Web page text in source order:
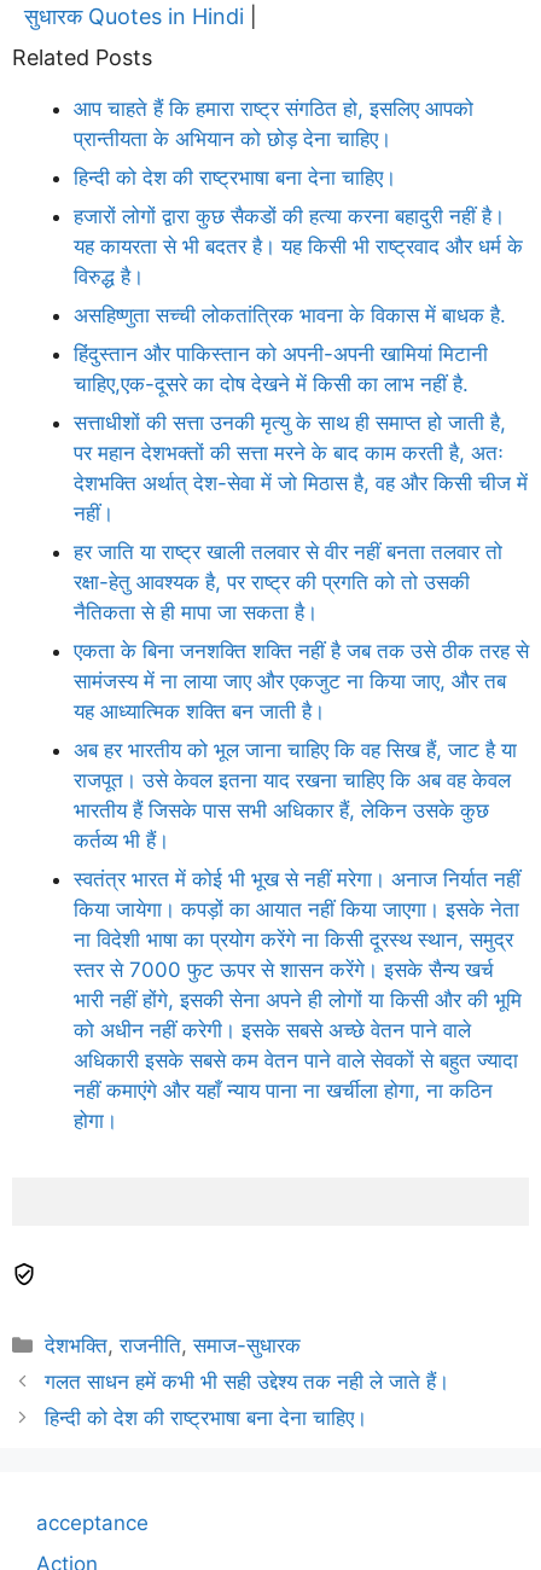
सुधारक Quotes in Hindi
Related Posts
आप चाहते हैं कि हमारा राष्ट्र संगठित हो, इसलिए आपको
प्रान्तीयता के अभियान को छोड़ देना चाहिए।
हिन्दी को देश की राष्ट्रभाषा बना देना चाहिए।
हजारों लोगों द्वारा कुछ सैकडों की हत्या करना बहादुरी नहीं है।
यह कायरता से भी बदतर है। यह किसी भी राष्ट्रवाद और धर्म के
विरुद्ध है।
असहिष्णुता सच्ची लोकतांत्रिक भावना के विकास में बाधक है.
हिंदुस्तान और पाकिस्तान को अपनी-अपनी खामियां मिटानी
चाहिए,एक-दूसरे का दोष देखने में किसी का लाभ नहीं है.
सत्ताधीशों की सत्ता उनकी मृत्यु के साथ ही समाप्त हो जाती है,
पर महान देशभक्तों की सत्ता मरने के बाद काम करती है, अतः
देशभक्ति अर्थात् देश-सेवा में जो मिठास है, वह और किसी चीज में
नहीं।
हर जाति या राष्ट्र खाली तलवार से वीर नहीं बनता तलवार तो
रक्षा-हेतु आवश्यक है, पर राष्ट्र की प्रगति को तो उसकी
नैतिकता से ही मापा जा सकता है।
एकता के बिना जनशक्ति शक्ति नहीं है जब तक उसे ठीक तरह से
सामंजस्य में ना लाया जाए और एकजुट ना किया जाए, और तब
यह आध्यात्मिक शक्ति बन जाती है।
अब हर भारतीय को भूल जाना चाहिए कि वह सिख हैं, जाट है या
राजपूत। उसे केवल इतना याद रखना चाहिए कि अब वह केवल
भारतीय हैं जिसके पास सभी अधिकार हैं, लेकिन उसके कुछ
कर्तव्य भी हैं।
स्वतंत्र भारत में कोई भी भूख से नहीं मरेगा। अनाज निर्यात नहीं
किया जायेगा। कपड़ों का आयात नहीं किया जाएगा। इसके नेता
ना विदेशी भाषा का प्रयोग करेंगे ना किसी दूरस्थ स्थान, समुद्र
स्तर से 7000 फुट ऊपर से शासन करेंगे। इसके सैन्य खर्च
भारी नहीं होंगे, इसकी सेना अपने ही लोगों या किसी और की भूमि
को अधीन नहीं करेगी। इसके सबसे अच्छे वेतन पाने वाले
अधिकारी इसके सबसे कम वेतन पाने वाले सेवकों से बहुत ज्यादा
नहीं कमाएंगे और यहाँ न्याय पाना ना खर्चीला होगा, ना कठिन
होगा।
Categories
देशभक्ति,राजनीति,समाज-सुधारक
गलत साधन हमें कभी भी सही उद्देश्य तक नही ले जाते हैं।
हिन्दी को देश की राष्ट्रभाषा बना देना चाहिए।
acceptance
Action